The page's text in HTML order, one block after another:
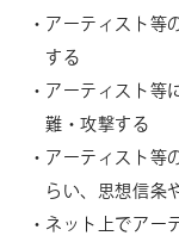
アーティスト等
する
アーティスト等
難・攻撃する
アーティスト等
らい、思想信条
ネット上でアー